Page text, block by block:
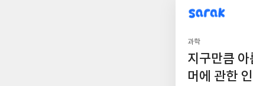
sarak
CircleC
과학
지구만큼
머에 관한 인